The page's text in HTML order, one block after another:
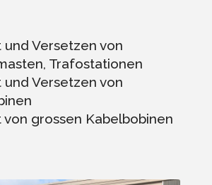
und Versetzen von
Trafostationen
und Versetzen von
von grossen Kabelbobinen